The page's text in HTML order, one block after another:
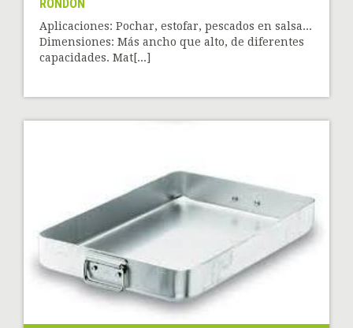
RONDÓN
Aplicaciones: Pochar, estofar, pescados en salsa...
Dimensiones: Más ancho que alto, de diferentes
capacidades. Mat[...]